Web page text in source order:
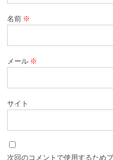
名前 ※
メール ※
サイト
次回のコメントで使用するため